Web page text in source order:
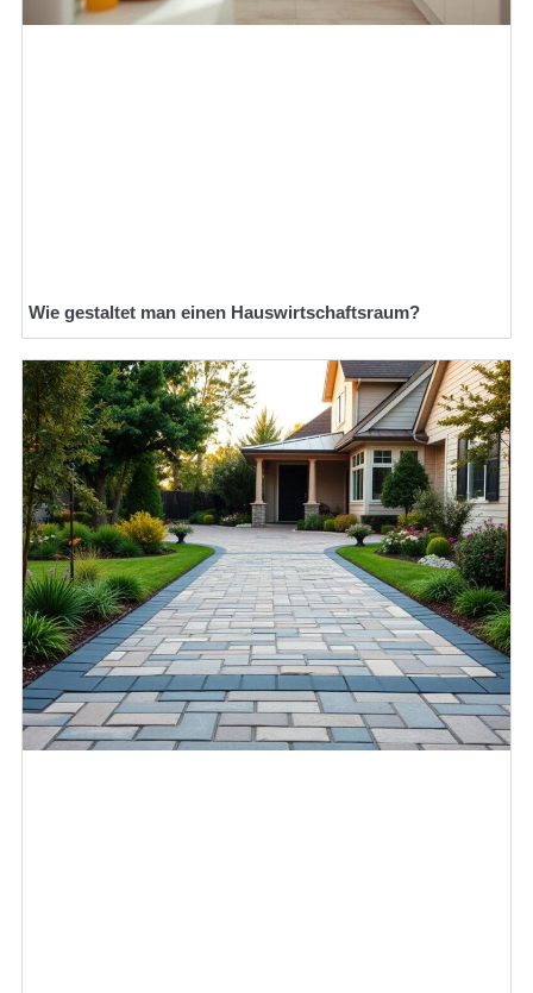
Wie gestaltet man einen Hauswirtschaftsraum?